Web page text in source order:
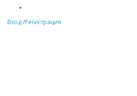
Вход/Регистрация